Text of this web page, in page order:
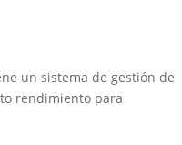
un sistema de gestión de
rendimiento para